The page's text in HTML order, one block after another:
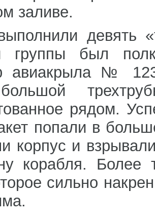
заливе.
девять
группы был
авиакрыла №
рядом.
попали в
корпус и
корабля. Более
сильно